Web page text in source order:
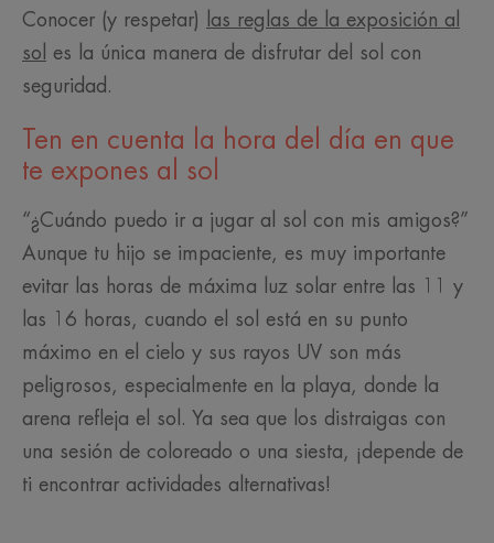
Conocer (y respetar)
las reglas de la exposición al
sol
es la única manera de disfrutar del sol con
seguridad.
Ten en cuenta la hora del día en que
te expones al sol
“¿Cuándo puedo ir a jugar al sol con mis amigos?”
Aunque tu hijo se impaciente, es muy importante
evitar las horas de máxima luz solar entre las 11 y
las 16 horas, cuando el sol está en su punto
máximo en el cielo y sus rayos UV son más
peligrosos, especialmente en la playa, donde la
arena refleja el sol. Ya sea que los distraigas con
una sesión de coloreado o una siesta, ¡depende de
ti encontrar actividades alternativas!